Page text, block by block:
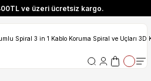
ve üzeri ücretsiz kargo.
alışverişlerinizde %10 indirim
ve üzeri ücretsiz kargo.
alışverişlerinizde %10 indirim